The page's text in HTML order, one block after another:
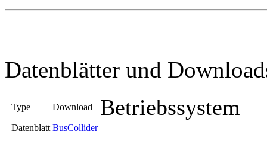
Datenblätter und
Type Download Betriebssystem
Datenblatt BusCollider